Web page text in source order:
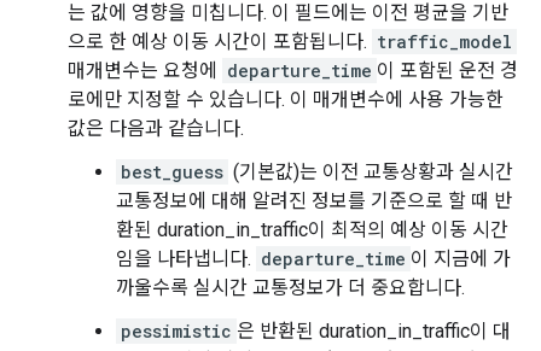
는 값에 영향을 미칩니다. 이 필드에는 이전 평균을 기반
으로 한 예상 이동 시간이 포함됩니다. traffic_model
매개변수는 요청에
departure_time 이 포함된 운전 경
로에만 지정할 수 있습니다. 이 매개변수에 사용 가능한
값은 다음과 같습니다.
best_guess (기본값)는 이전 교통상황과 실시간
교통정보에 대해 알려진 정보를 기준으로 할 때 반
환된 duration_in_traffic이 최적의 예상 이동 시간
임을 나타냅니다. departure_time 이 지금에 가
까울수록 실시간 교통정보가 더 중요합니다.
pessimistic 은 반환된 duration_in_traffic이 대